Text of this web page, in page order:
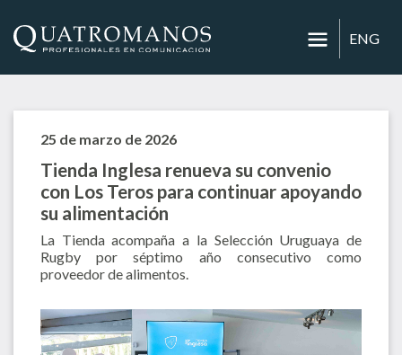
ENG
25 de marzo de 2026
Tienda Inglesa renueva su convenio
con Los Teros para continuar apoyando
su alimentación
La Tienda acompaña a la Selección Uruguaya de
Rugby por séptimo año consecutivo como
proveedor de alimentos.